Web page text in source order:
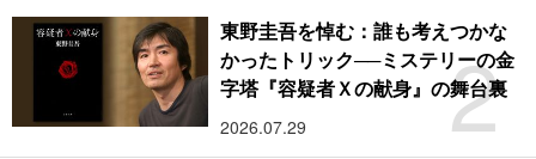
2
東野圭吾を悼む：誰も考えつかな
かったトリック──ミステリーの金
字塔『容疑者Ｘの献身』の舞台裏
2026.07.29